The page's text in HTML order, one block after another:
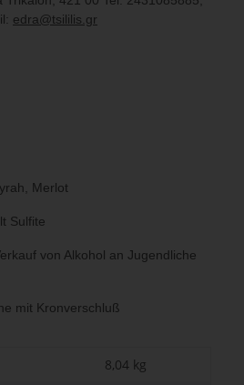
edra@tsililis.gr
Merlot
Sulfite
von Alkohol an Jugendliche
mit Kronverschluß
8,04 kg